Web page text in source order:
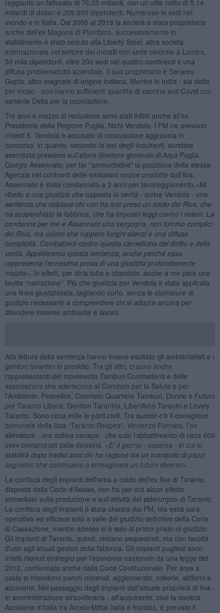
raggiunto un fatturato di 76,03 miliardi, con un utile netto di 5,14
miliardi di dollari e 209.000 dipendenti. Numerose le sedi nel
mondo e in Italia. Dal 2005 al 2018 la società è stata proprietaria
anche dell’ex Magona di Piombino, successivamente lo
stabilimento è stato ceduto alla Liberty Steel, altra società
internazionale nel settore dei metalli con sede centrale a Londra,
30 mila dipendenti, oltre 200 sedi nei quattro continenti e una
diffusa problematicità aziendale. Il suo proprietario è Sanjeev
Gupta, altro magnate di origine indiana. Mentre in India - sia detto
per inciso - non hanno sufficienti quantità di vaccino anti Covid con
variante Delta per la popolazione.
Tre anni e mezzo di reclusione sono stati inflitti anche all'ex
Presidente della Regione Puglia, Nichi Vendola. I PM ne avevano
chiesti 5. Vendola è accusato di concussione aggravata in
concorso, in quanto, secondo la tesi degli inquirenti, avrebbe
esercitato pressioni sull'allora direttore generale di Arpa Puglia,
Giorgio Assennato, per far "ammorbidire" la posizione della stessa
Agenzia nei confronti delle emissioni nocive prodotte dall'Ilva.
Assennato è stato condannato a 2 anni per favoreggiamento. «Mi
ribello a una giustizia che calpesta la verità - scrive Vendola - una
sentenza che colpisce chi non ha mai preso un soldo dai Riva, che
ha scoperchiato la fabbrica, che ha imposto leggi contro i veleni. La
condanna per me e Assennato una vergogna, non fummo complici
dei Riva, ma coloro che ruppero lunghi silenzi e una diffusa
complicità. Combatterò contro questa carneficina del diritto e della
verità. Appelleremo questa sentenza, anche perché essa
rappresenta l'ennesima prova di una giustizia profondamente
malata». In effetti, per dirla tutta e citandolo, anche a me pare una
brutta “narrazione”. Più che giustizia per Vendola è stata applicata
una linea giustizialista, tagliando corto, senza le sfumature di
giudizio necessarie a comprendere chi si adopra ancora per
difendere insieme ambiente e lavoro.
Alla lettura della sentenza hanno invece esultato gli ambientalisti e i
genitori tarantini in presidio. Tra gli altri, ci sono anche
rappresentanti del movimento Tamburi Combattenti e delle
associazioni che aderiscono al Comitato per la Salute e per
l'Ambiente: Peacelink, Comitato Quartiere Tamburi, Donne e Futuro
per Taranto Libera, Genitori Tarantini, LiberiAmo Taranto e Lovely
Taranto. Sono circa mille le parti civili. Tra queste c'è il consigliere
comunale della lista “Taranto Respira”, Vincenzo Fornaro, l’ex
allevatore - ora coltiva canapa - che subì l'abbattimento di circa 600
ovini contaminati dalla diossina. «E' il giorno - osserva - in cui si
stabilirà dopo tredici anni chi ha ragione tra un manipolo di pazzi
sognatori che continuano a immaginare un futuro diverso»
La confisca degli impianti dell'area a caldo dell'ex Ilva di Taranto,
disposta dalla Corte d'Assise, non ha per ora alcun effetto
immediato sulla produzione e sull'attività del siderurgico di Taranto.
La confisca degli impianti è stata chiesta dai PM, ma essa sarà
operativa ed efficace solo a valle del giudizio definitivo della Corte
di Cassazione, mentre adesso si è solo al primo grado di giudizio.
Gli impianti di Taranto, quindi, restano sequestrati, ma con facoltà
d'uso agli attuali gestori della fabbrica. Gli impianti pugliesi sono
infatti ritenuti strategici per l'economia nazionale da una legge del
2012, confermata anche dalla Corte Costituzionale. Per area a
caldo si intendono parchi minerali, agglomerato, cokerie, altiforni e
acciaierie. Nel passaggio degli impianti dall'attuale proprietà di Ilva -
in amministrazione straordinaria - all'acquirente, cioè la società
Acciaierie d'Italia tra ArcelorMittal Italia e Invitalia, è previsto il